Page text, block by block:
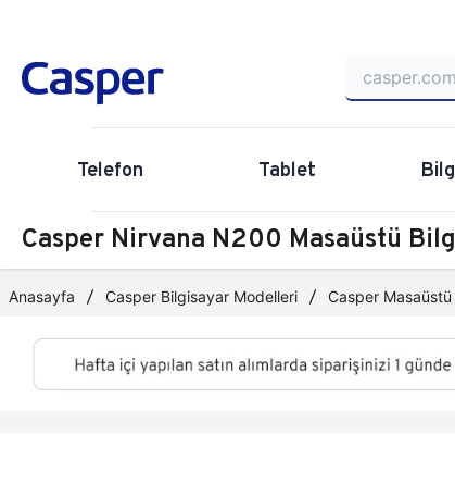
Telefon Tablet
Casper Nirvana N200 Masaüstü
Anasayfa Casper Bilgisayar Modelleri Casper